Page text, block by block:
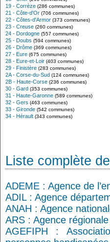
19 - Corrèze (286 communes)
21 - Côte-d'Or (706 communes)
22 - Côtes-d'Armor (373 communes)
23 - Creuse (260 communes)
24 - Dordogne (557 communes)
25 - Doubs (594 communes)
26 - Drôme (369 communes)
27 - Eure (675 communes)
28 - Eure-et-Loir (403 communes)
29 - Finistère (283 communes)
2A - Corse-du-Sud (124 communes)
2B - Haute-Corse (236 communes)
30 - Gard (353 communes)
31 - Haute-Garonne (589 communes)
32 - Gers (463 communes)
33 - Gironde (542 communes)
34 - Hérault (343 communes)
Liste complète
ADEME : Agence de
ADIL : Agence
ANAH : Agence
ARS : Agence
AGEFIPH :